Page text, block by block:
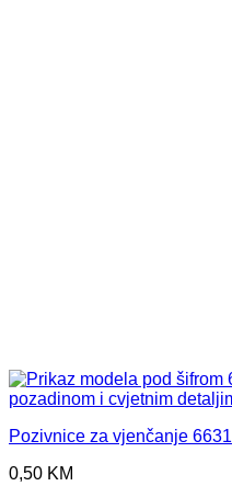
Pozivnice za vjenčanje 6631
0,50 KM